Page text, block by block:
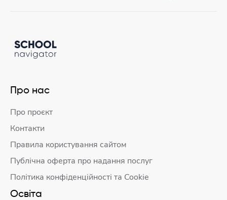
Про нас
Про проєкт
Контакти
Правила користування сайтом
Публічна оферта про надання послуг
Політика конфіденційності та Cookie
Освіта